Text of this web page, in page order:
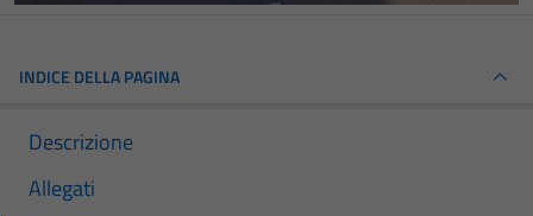
INDICE DELLA PAGINA
Descrizione
Allegati